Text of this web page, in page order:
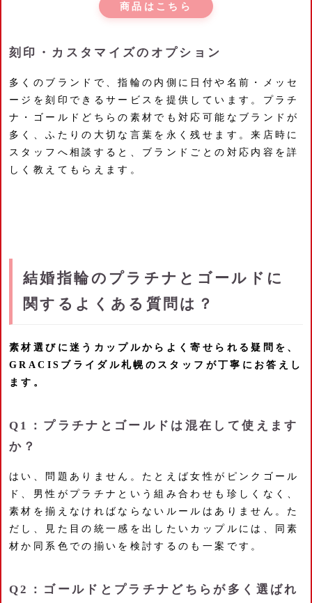
商品はこちら
刻印・カスタマイズのオプション
多くのブランドで、指輪の内側に日付や名前・メッセ
ージを刻印できるサービスを提供しています。プラチ
ナ・ゴールドどちらの素材でも対応可能なブランドが
多く、ふたりの大切な言葉を永く残せます。来店時に
スタッフへ相談すると、ブランドごとの対応内容を詳
しく教えてもらえます。
結婚指輪のプラチナとゴールドに
関するよくある質問は？
素材選びに迷うカップルからよく寄せられる疑問を、
GRACISブライダル札幌のスタッフが丁寧にお答えし
ます。
Q1：プラチナとゴールドは混在して使えます
か？
はい、問題ありません。たとえば女性がピンクゴール
ド、男性がプラチナという組み合わせも珍しくなく、
素材を揃えなければならないルールはありません。た
だし、見た目の統一感を出したいカップルには、同素
材か同系色での揃いを検討するのも一案です。
Q2：ゴールドとプラチナどちらが多く選ばれ